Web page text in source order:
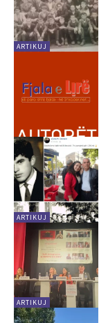
ARTIKUJ
ARTIKUJ
ARTIKUJ